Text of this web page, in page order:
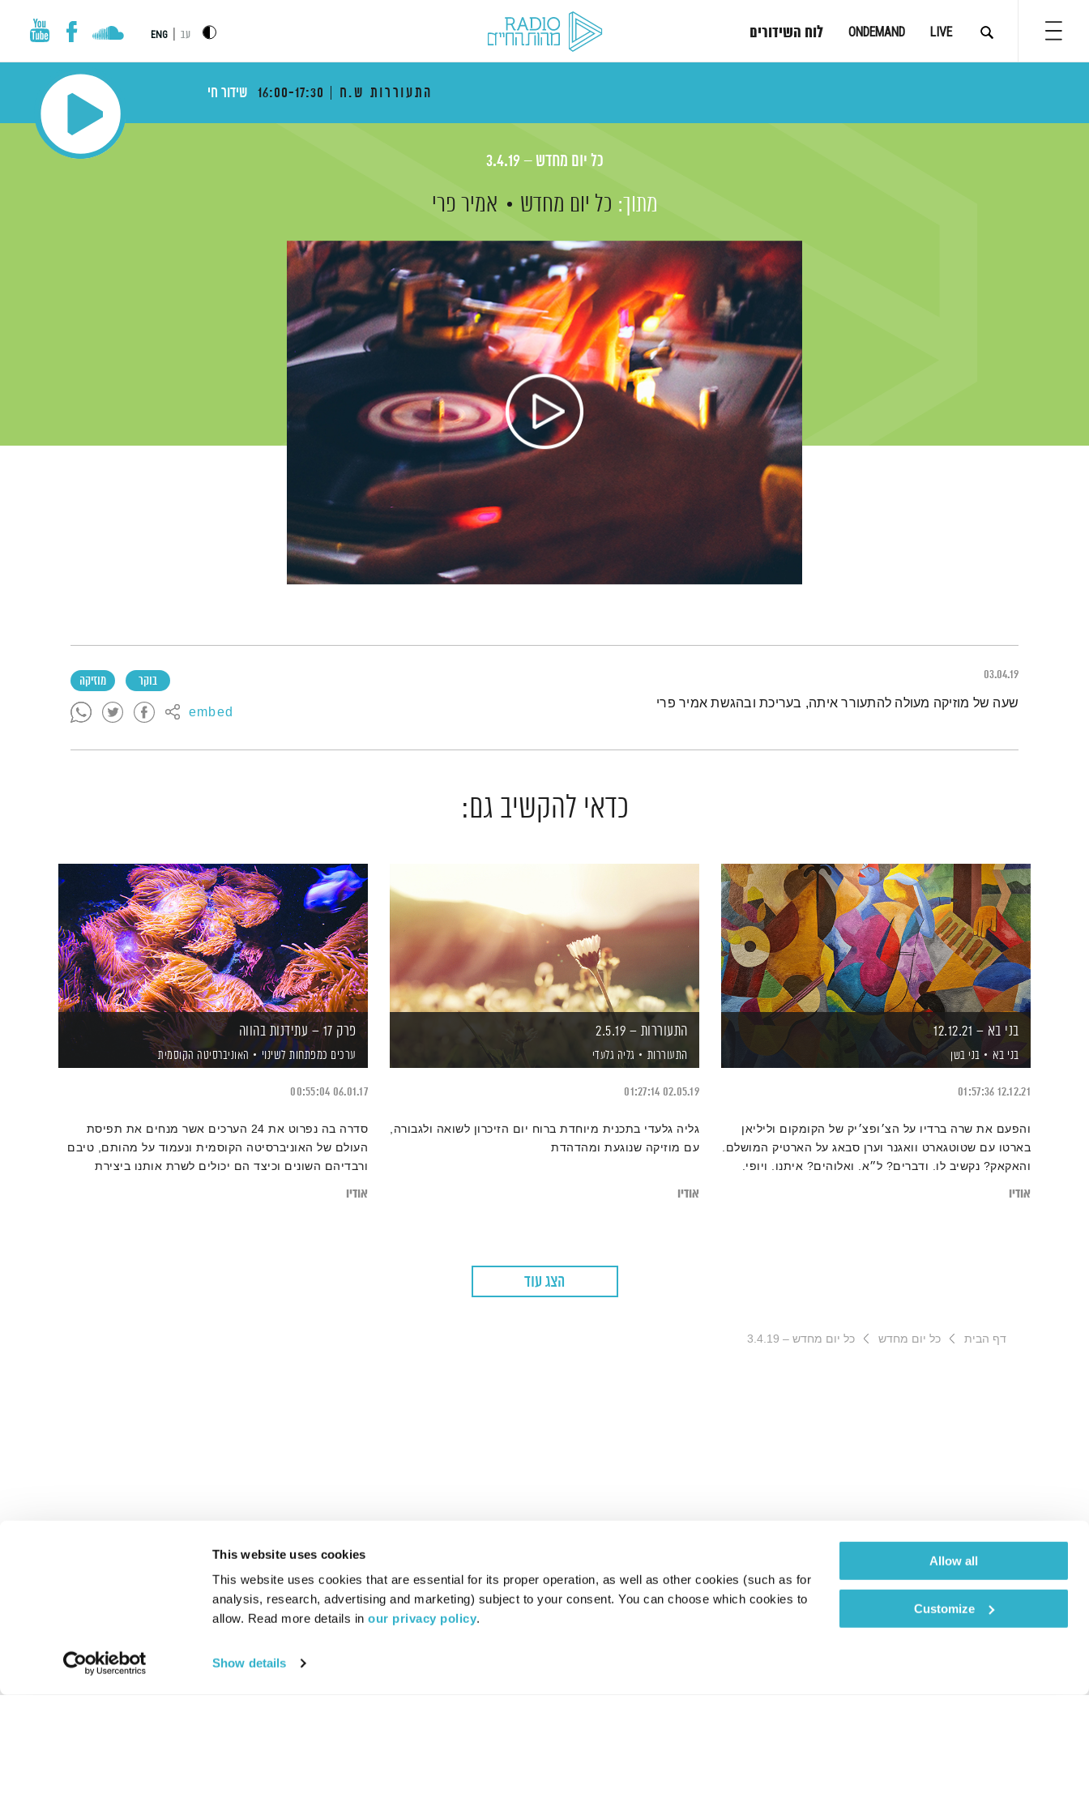
This website uses cookies
This website uses cookies that are essential for its proper operation, as well as other cookies (such as for
analysis, research, advertising and marketing) subject to your consent. You can choose which cookies to
allow. Read more details in our privacy policy.
Show details
Allow all
Customize
LIVE
ONDEMAND לוח השידורים עב ENG
התעוררות ש.ח 16:00-17:30 שידור חי
כל יום מחדש – 3.4.19
מתוך: כל יום מחדש אמיר פרי
03.04.19 בוקר מוזיקה
embed תמצית הפודקאסט
שעה של מוזיקה מעולה להתעורר איתה, בעריכת ובהגשת אמיר פרי
כדאי להקשיב גם:
בני בא – 12.12.21
בני בא בני בשן
12.12.21
01:57:36
והפעם את שרה ברדיו על הצ׳ופצ׳יק של הקומקום וליליאן
בארטו עם שטוטגארט וואגנר וערן סבאג על הארטיק המושלם.
והאקאק? נקשיב לו. ודברים? ל״א. ואלוהים? איתנו. ויופי.
אודיו
התעוררות – 2.5.19
התעוררות גליה גלעדי
02.05.19
01:27:14
גליה גלעדי בתכנית מיוחדת ברוח יום הזיכרון לשואה ולגבורה,
עם מוזיקה שנוגעת ומהדהדת
אודיו
פרק 17 – עתידנות בהווה
ערכים כמפתחות לשינוי האוניברסיטה הקוסמית
06.01.17
00:55:04
סדרה בה נפרוט את 24 הערכים אשר מנחים את תפיסת
העולם של האוניברסיטה הקוסמית ונעמוד על מהותם, טיבם
ורבדיהם השונים וכיצד הם יכולים לשרת אותנו ביצירת
אודיו
הצג עוד
דף הבית כל יום מחדש כל יום מחדש – 3.4.19